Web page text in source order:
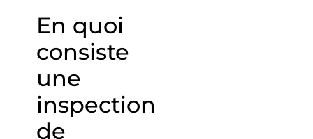
En quoi
consiste
une
inspection
de